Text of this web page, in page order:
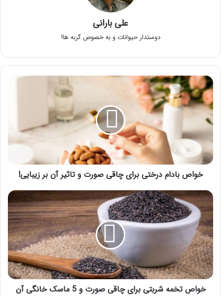
علی بارانی
دوستدار حیوانات و به خصوص گربه ها!
خواص
بادام
درختی
برای
چاقی
صورت
و
تاثیر
آن
خواص بادام درختی برای چاقی صورت و تاثیر آن بر زیبایی!
خواص
تخمه
شربتی
برای
چاقی
صورت
و
5
ماسک
خانگی
خواص تخمه شربتی برای چاقی صورت و 5 ماسک خانگی آن